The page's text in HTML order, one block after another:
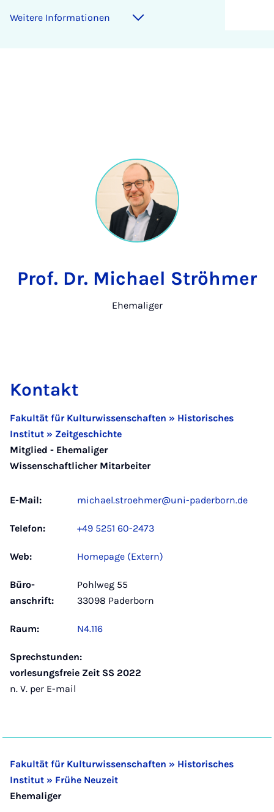
Weitere Informationen
Prof. Dr. Michael Ströhmer
Ehemaliger
Kontakt
Fakultät für Kulturwissenschaften » Historisches
Institut » Zeitgeschichte
Mitglied - Ehemaliger
Wissenschaftlicher Mitarbeiter
E-Mail: michael.stroehmer@uni-paderborn.de
Telefon: +49 5251 60-2473
Web: Homepage (Extern)
Büro­
anschrift:
Pohlweg 55
33098 Paderborn
Raum: N4.116
Sprechstunden:
vorlesungsfreie Zeit SS 2022
n. V. per E-mail
Fakultät für Kulturwissenschaften » Historisches
Institut » Frühe Neuzeit
Ehemaliger